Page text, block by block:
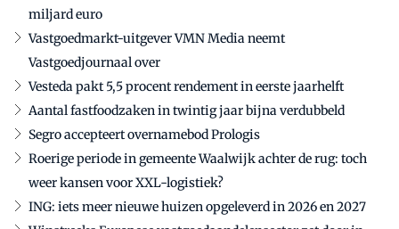
miljard euro
Vastgoedmarkt-uitgever VMN Media neemt
Vastgoedjournaal over
Vesteda pakt 5,5 procent rendement in eerste jaarhelft
Aantal fastfoodzaken in twintig jaar bijna verdubbeld
Segro accepteert overnamebod Prologis
Roerige periode in gemeente Waalwijk achter de rug: toch
weer kansen voor XXL-logistiek?
ING: iets meer nieuwe huizen opgeleverd in 2026 en 2027